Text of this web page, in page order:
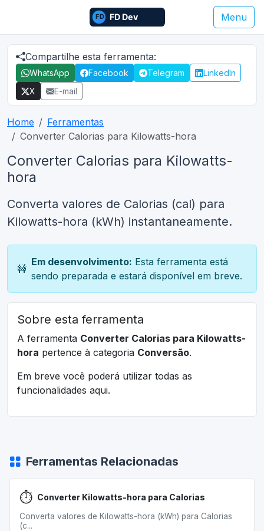
Menu
Compartilhe esta ferramenta:
WhatsApp Facebook Telegram
LinkedIn
X
E-mail
Home
Ferramentas
Converter Calorias para Kilowatts-hora
Converter Calorias para Kilowatts-
hora
Converta valores de Calorias (cal) para
Kilowatts-hora (kWh) instantaneamente.
🚧
Em desenvolvimento: Esta ferramenta está
sendo preparada e estará disponível em breve.
Sobre esta ferramenta
A ferramenta Converter Calorias para Kilowatts-
hora pertence à categoria Conversão.
Em breve você poderá utilizar todas as
funcionalidades aqui.
Ferramentas Relacionadas
⏱️ Converter Kilowatts-hora para Calorias
Converta valores de Kilowatts-hora (kWh) para Calorias
(c...